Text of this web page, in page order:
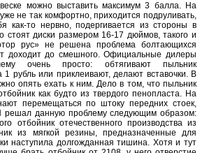
можно выставить максимум 3 балла. На
не так комфортно, приходится подруливать,
как-то нервно, подергивается из стороны в
стоят диски размером 16-17 дюймов, такого и
рус» не решена проблема болтающихся
доходит до смешного. Официальные дилеры
очень просто: обтягивают пыльник
рубль или приклеивают, делают вставочки. В
опять ехать к ним. Дело в том, что пыльник
как будто из твердого пенопласта. На
перемещаться по штоку передних стоек,
решал данную проблему следующим образом:
отбойник отечественного производства из
из мягкой резины, предназначенные для
наступила долгожданная тишина. Хотя и тут